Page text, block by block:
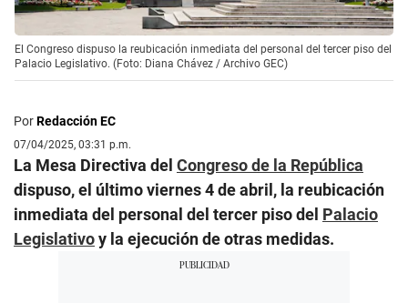
El Congreso dispuso la reubicación inmediata del personal del tercer piso del
Palacio Legislativo. (Foto: Diana Chávez / Archivo GEC)
PorRedacción EC
07/04/2025, 03:31 p.m.
La Mesa Directiva del Congreso de la República
dispuso, el último viernes 4 de abril, la reubicación
inmediata del personal del tercer piso del Palacio
Legislativoy la ejecución de otras medidas.